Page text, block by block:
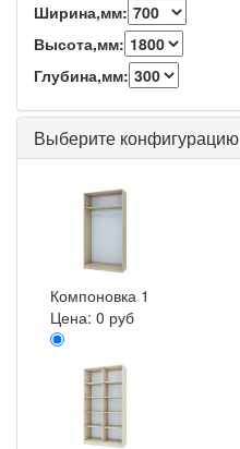
Ширина,мм:
Высота,мм:
Глубина,мм:
Выберите конфигурацию
Компоновка 1
Цена: 0 руб